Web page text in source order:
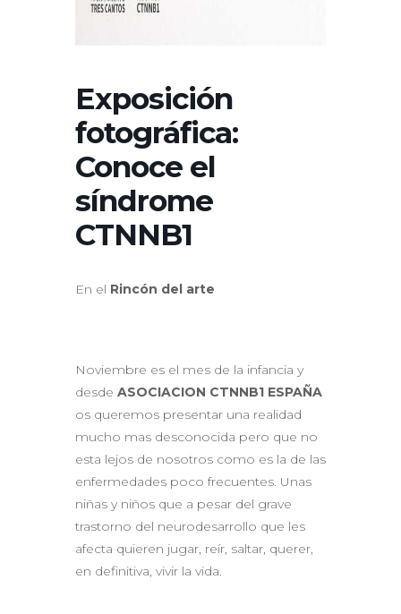
Exposición
fotográfica:
Conoce el
síndrome
CTNNB1
En el Rincón del arte
Noviembre es el mes de la infancia y
desde ASOCIACION CTNNB1 ESPAÑA
os queremos presentar una realidad
mucho mas desconocida pero que no
esta lejos de nosotros como es la de las
enfermedades poco frecuentes. Unas
niñas y niños que a pesar del grave
trastorno del neurodesarrollo que les
afecta quieren jugar, reír, saltar, querer,
en definitiva, vivir la vida.